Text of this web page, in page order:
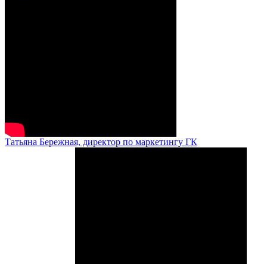
Татьяна Бережная, директор по маркетингу ГК